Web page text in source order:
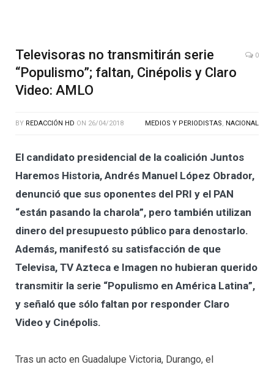
Televisoras no transmitirán serie
“Populismo”; faltan, Cinépolis y Claro
Video: AMLO
0
BY REDACCIÓN HD ON 26/04/2018 MEDIOS Y PERIODISTAS, NACIONAL
El candidato presidencial de la coalición Juntos
Haremos Historia, Andrés Manuel López Obrador,
denunció que sus oponentes del PRI y el PAN
“están pasando la charola”, pero también utilizan
dinero del presupuesto público para denostarlo.
Además, manifestó su satisfacción de que
Televisa, TV Azteca e Imagen no hubieran querido
transmitir la serie “Populismo en América Latina”,
y señaló que sólo faltan por responder Claro
Video y Cinépolis.
Tras un acto en Guadalupe Victoria, Durango, el